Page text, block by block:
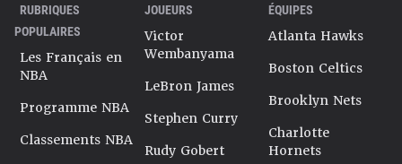
RUBRIQUES
POPULAIRES
Les Français en
NBA
Programme NBA
Classements NBA
JOUEURS
Victor
Wembanyama
LeBron James
Stephen Curry
Rudy Gobert
ÉQUIPES
Atlanta Hawks
Boston Celtics
Brooklyn Nets
Charlotte
Hornets